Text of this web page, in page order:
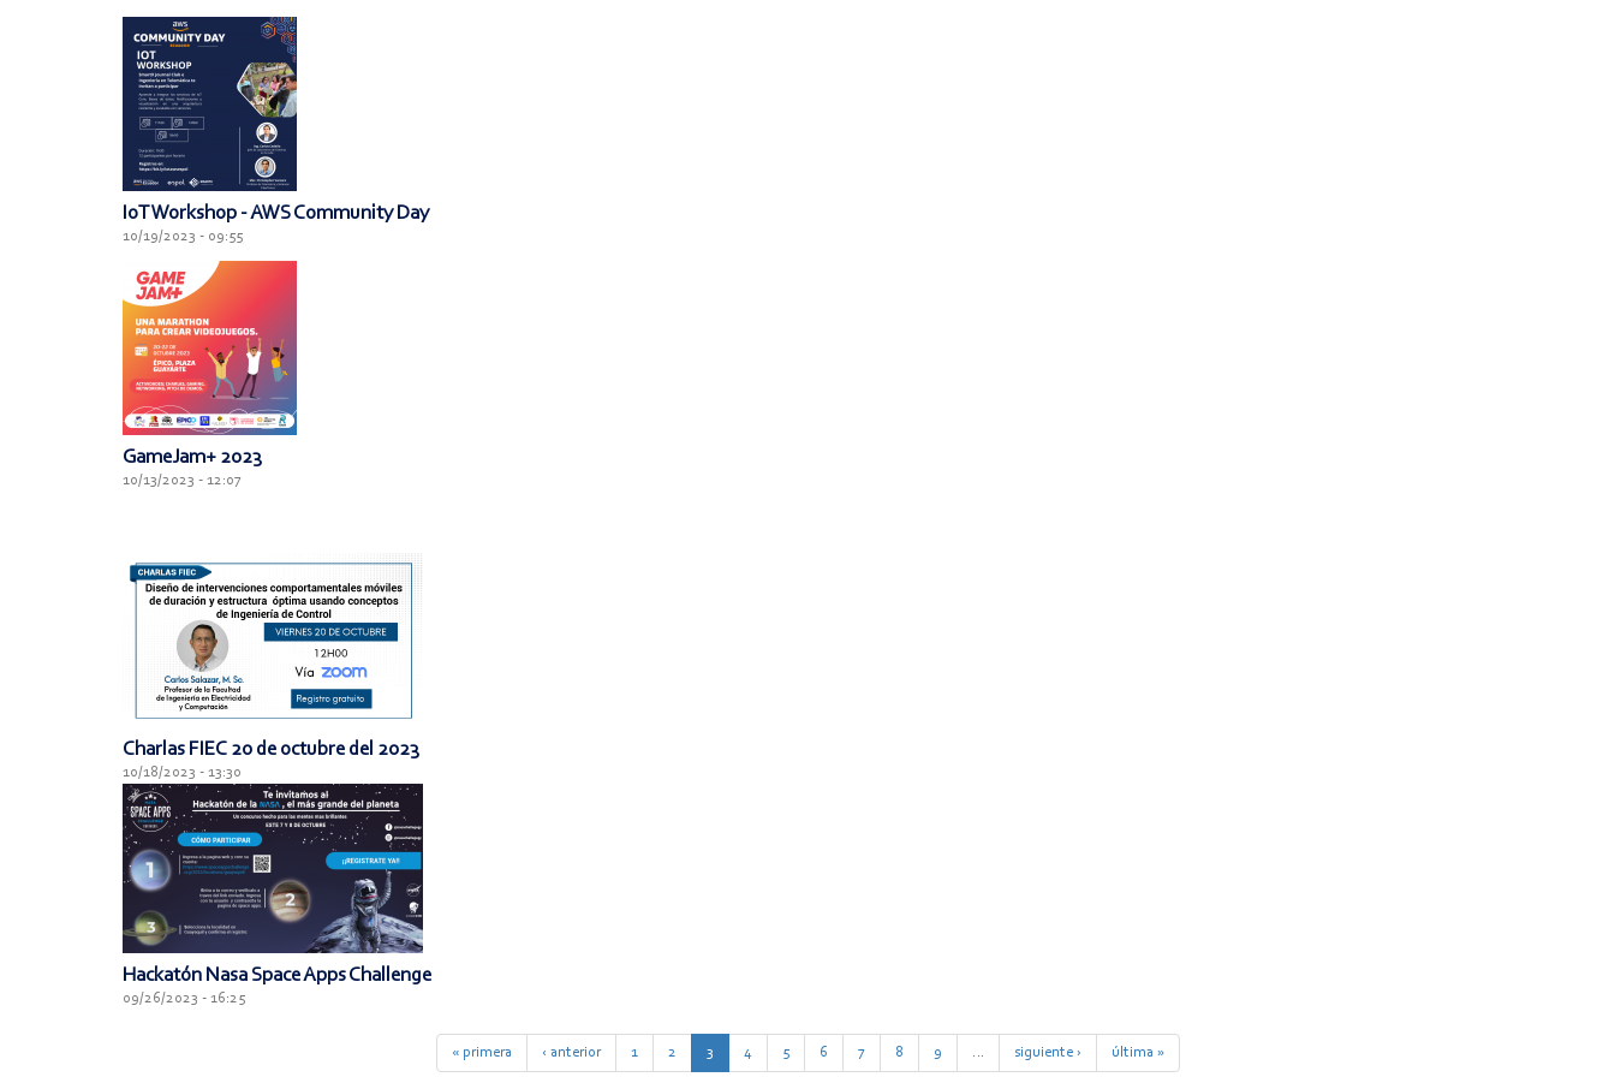
IoT Workshop - AWS Community Day
10/19/2023 - 09:55
GameJam+ 2023
10/13/2023 - 12:07
Charlas FIEC 20 de octubre del 2023
10/18/2023 - 13:30
Hackatón Nasa Space Apps Challenge
09/26/2023 - 16:25
« primera ‹ anterior 1 2 3 4 5 6 7 8 9 siguiente › última »